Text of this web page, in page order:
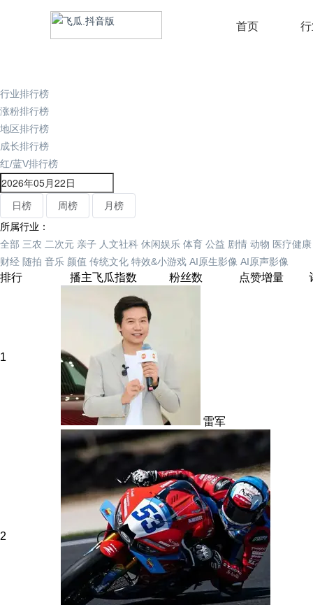
首页
行业排行榜
涨粉排行榜
地区排行榜
成长排行榜
红/蓝V排行榜
日榜 周榜
月榜
所属行业：
全部 三农 二次元 亲子 人文社科 休闲娱乐 体育 公益 剧情 动物 医疗健康
财经 随拍 音乐 颜值 传统文化 特效&小游戏 AI原生影像 AI原声影像
排行 播主飞瓜指数 粉丝数 点赞增量
1
雷军
2